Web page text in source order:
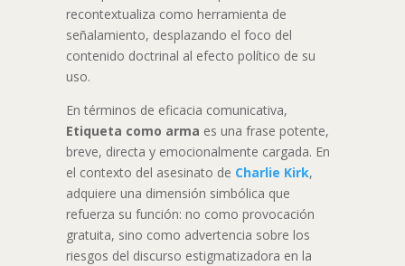
recontextualiza como herramienta de
señalamiento, desplazando el foco del
contenido doctrinal al efecto político de su
uso.
En términos de eficacia comunicativa,
Etiqueta como arma es una frase potente,
breve, directa y emocionalmente cargada. En
el contexto del asesinato de Charlie Kirk,
adquiere una dimensión simbólica que
refuerza su función: no como provocación
gratuita, sino como advertencia sobre los
riesgos del discurso estigmatizadora en la